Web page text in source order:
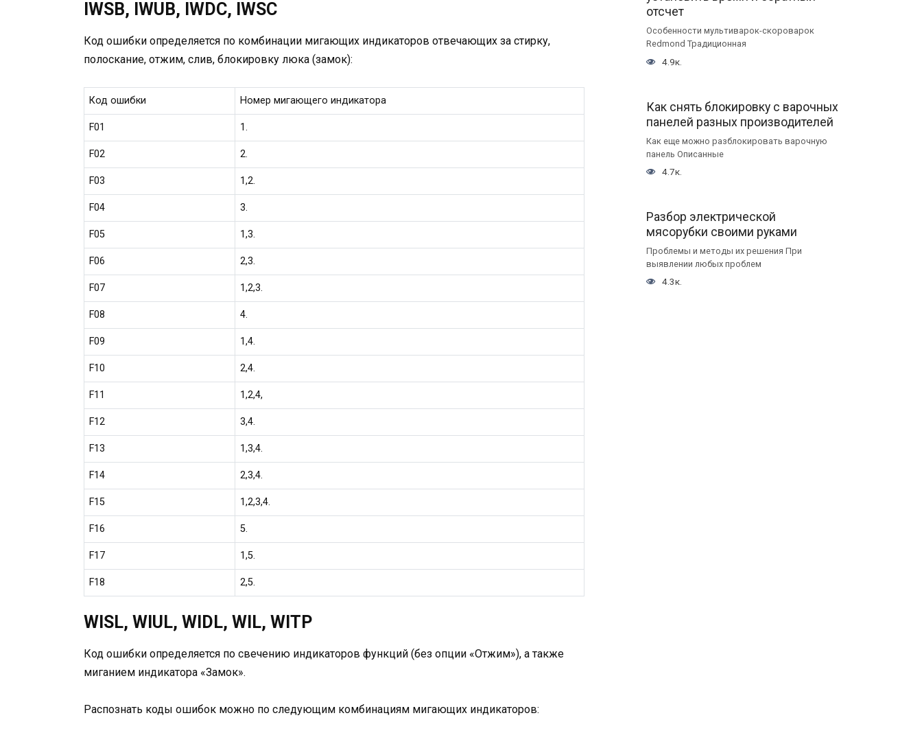
IWSB, IWUB, IWDC, IWSC
Код ошибки определяется по комбинации мигающих индикаторов отвечающих за стирку,
полоскание, отжим, слив, блокировку люка (замок):
Код ошибки Номер мигающего индикатора
F01 1.
F02 2.
F03 1,2.
F04 3.
F05 1,3.
F06 2,3.
F07 1,2,3.
F08 4.
F09 1,4.
F10 2,4.
F11 1,2,4,
F12 3,4.
F13 1,3,4.
F14 2,3,4.
F15 1,2,3,4.
F16 5.
F17 1,5.
F18 2,5.
WISL, WIUL, WIDL, WIL, WITP
Код ошибки определяется по свечению индикаторов функций (без опции «Отжим»), а также
миганием индикатора «Замок».
Распознать коды ошибок можно по следующим комбинациям мигающих индикаторов:
отсчет
Особенности мультиварок-скороварок
Redmond Традиционная
4.9к.
Как снять блокировку с варочных
панелей разных производителей
Как еще можно разблокировать варочную
панель Описанные
4.7к.
Разбор электрической
мясорубки своими руками
Проблемы и методы их решения При
выявлении любых проблем
4.3к.